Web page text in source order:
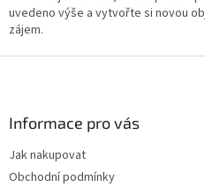
uvedeno výše a vytvořte si novou
zájem.
Informace pro vás
Jak nakupovat
Obchodní podmínky